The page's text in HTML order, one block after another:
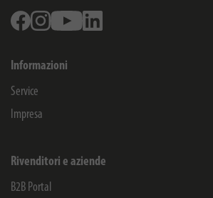
FacebookInstagramYoutube
Informazioni
Service
Impresa
Rivenditori e aziende
B2B Portal